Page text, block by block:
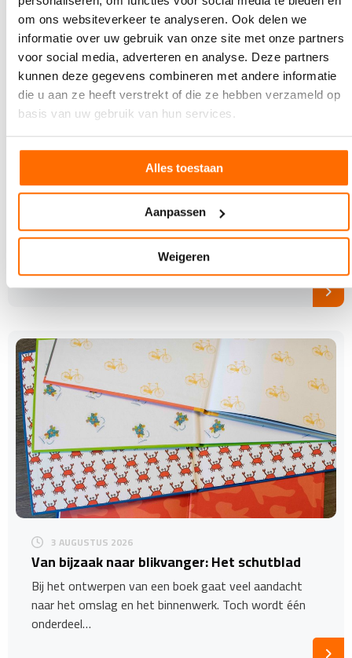
om ons websiteverkeer te analyseren. Ook delen we
informatie over uw gebruik van onze site met onze partners
voor social media, adverteren en analyse. Deze partners
kunnen deze gegevens combineren met andere informatie
die u aan ze heeft verstrekt of die ze hebben verzameld op
basis van uw gebruik van hun services.
Alles toestaan
Aanpassen
Weigeren
Boekenboot wint prijs voor Beste Statement
tijdens Canal Pride
Tijdens de Amsterdam Canal Pride op 1 augustus
heeft De Boekenboot de prijs gewonnen voor beste
3 AUGUSTUS 2026
Van bijzaak naar blikvanger: Het schutblad
Bij het ontwerpen van een boek gaat veel aandacht
naar het omslag en het binnenwerk. Toch wordt één
onderdeel…